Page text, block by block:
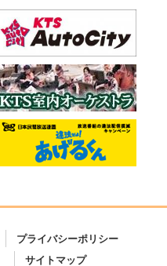
プライバシーポリシー
サイトマップ